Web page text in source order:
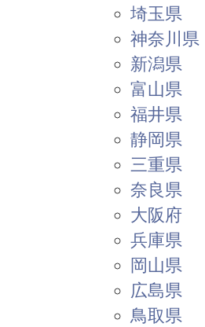
埼玉県
神奈川県
新潟県
富山県
福井県
静岡県
三重県
奈良県
大阪府
兵庫県
岡山県
広島県
鳥取県